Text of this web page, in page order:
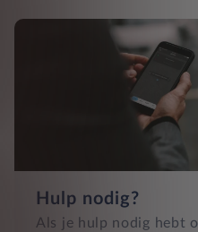
Hulp nodig?
Als je hulp nodig hebt